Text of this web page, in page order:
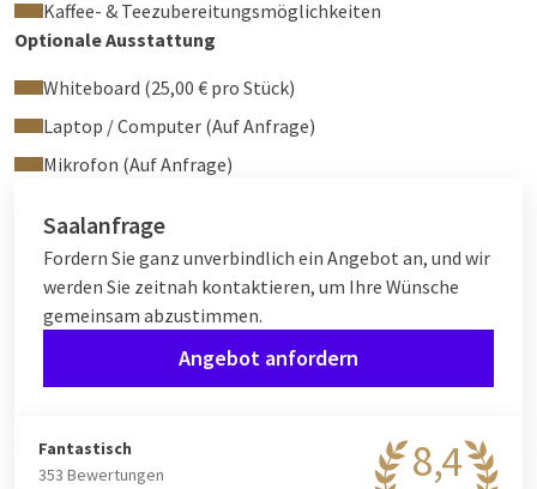
Kaffee- & Teezubereitungsmöglichkeiten
Optionale Ausstattung
Whiteboard (25,00 € pro Stück)
Laptop / Computer (Auf Anfrage)
Mikrofon (Auf Anfrage)
Saalanfrage
Fordern Sie ganz unverbindlich ein Angebot an, und wir
werden Sie zeitnah kontaktieren, um Ihre Wünsche
gemeinsam abzustimmen.
Angebot anfordern
8,4
Fantastisch
353 Bewertungen